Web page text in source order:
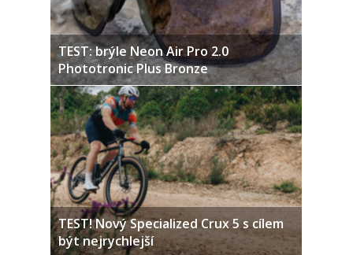
TEST: brýle Neon Air Pro 2.0
Phototronic Plus Bronze
TEST! Nový Specialized Crux 5 s cílem
být nejrychlejší